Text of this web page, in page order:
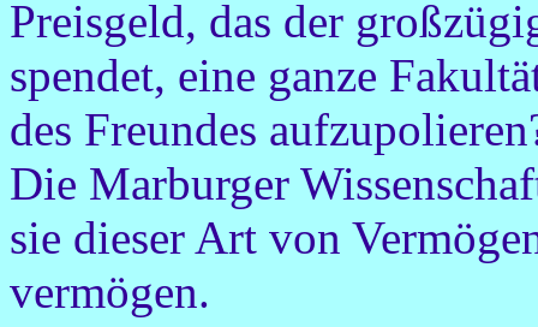
Preisgeld, das der
spendet, eine ganze
des Freundes
Die Marburger
sie dieser Art von
vermögen.